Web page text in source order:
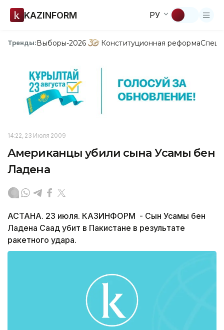
KAZINFORM РУ
Тренды:Выборы-2026 Конституционная реформа
14:22, 23 Июля 2009
Американцы убили сына Усамы бен
Ладена
АСТАНА. 23 июля. КАЗИНФОРМ - Сын Усамы бен
Ладена Саад убит в Пакистане в результате
ракетного удара.